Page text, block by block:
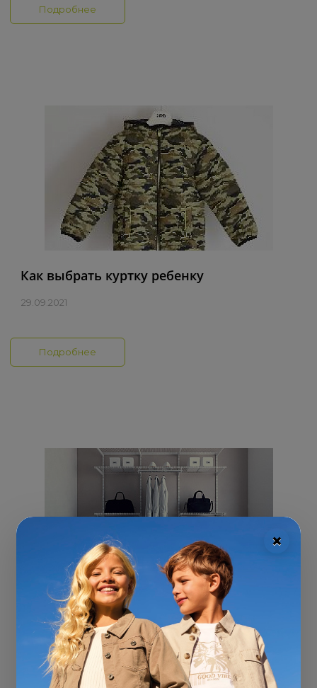
Подробнее
Как выбрать куртку ребенку
29.09.2021
Подробнее
Как создать универсальный гардероб для
мальчика
19.09.2021
×